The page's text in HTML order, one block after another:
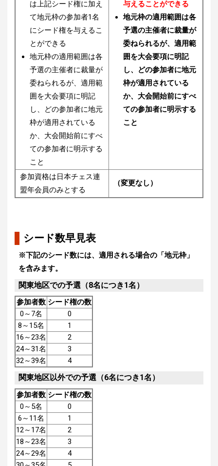
は上記シード権に加え
て地元枠の参加者1名
にシード権を与えるこ
とができる
地元枠の適用範囲は各
予選の主催者に裁量が
委ねられるが、適用範
囲を大会要項に明記
し、どの参加者に地元
枠が適用されている
か、大会開始前にすべ
ての参加者に明示する
こと
与えることができる
地元枠の適用範囲は各
予選の主催者に裁量が
委ねられるが、適用範
囲を大会要項に明記
し、どの参加者に地元
枠が適用されている
か、大会開始前にすべ
ての参加者に明示する
こと
参加資格は日本チェス連
盟年会員のみとする
（変更なし）
シード数早見表
※下記のシード数には、適用される場合の「地元枠」
を含みます。
関東地区での予選（8名につき1名）
参加者数 シード権の数
0～7名
0
8～15名
1
16～23名
2
24～31名
3
32～39名
4
関東地区以外での予選（6名につき1名）
参加者数 シード権の数
0～5名
0
6～11名
1
12～17名
2
18～23名
3
24～29名
4